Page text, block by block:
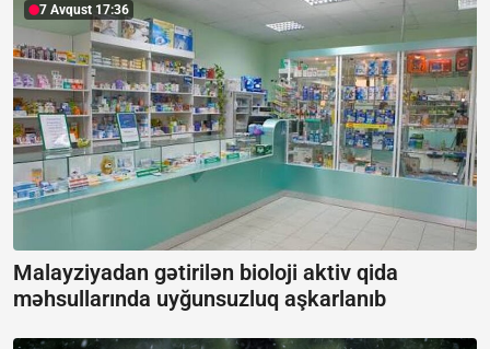
7 Avqust 17:36
Malayziyadan gətirilən bioloji aktiv qida
məhsullarında uyğunsuzluq aşkarlanıb